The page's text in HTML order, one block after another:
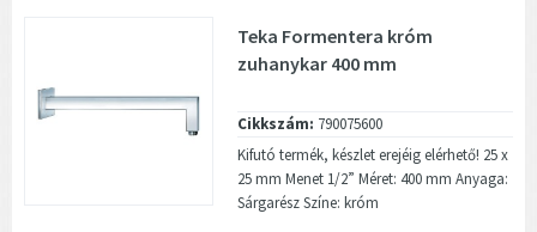
Teka Formentera króm
zuhanykar 400 mm
Cikkszám: 790075600
Kifutó termék, készlet erejéig elérhető! 25 x
25 mm Menet 1/2” Méret: 400 mm Anyaga:
Sárgarész Színe: króm